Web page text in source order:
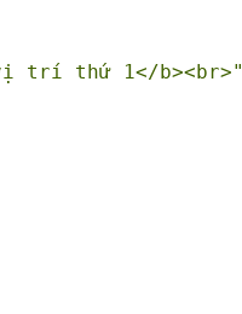
vị trí thứ 1</b><br>"